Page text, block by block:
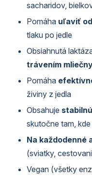
sacharidov,
Pomáha uľaviť
tlaku po jedle
Obsiahnutá
trávením
Pomáha
živiny z jedla
Obsahuje
skutočne tam, kde
Na každodenné
(sviatky,
Vegan (všetky